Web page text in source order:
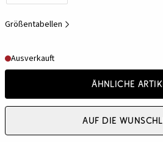
Größentabellen
Ausverkauft
Ähnliche
Auf die